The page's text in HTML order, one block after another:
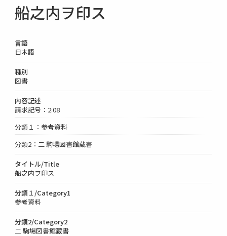
船之内ヲ印ス
言語
日本語
種別
図書
内容記述
請求記号：2:08
分類１：参考資料
分類2：二 駒場図書館蔵書
タイトル/Title
船之内ヲ印ス
分類１/Category1
参考資料
分類2/Category2
二 駒場図書館蔵書